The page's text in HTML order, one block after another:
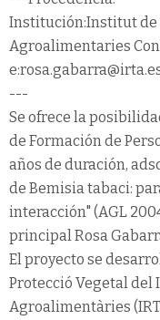
Institución:Institut de
Agroalimentaries
---
Se ofrece la
de Formación de
años de duración,
de Bemisia tabaci:
interacción" (AGL
principal Rosa
El proyecto se
Protecció Vegetal del
Agroalimentàries